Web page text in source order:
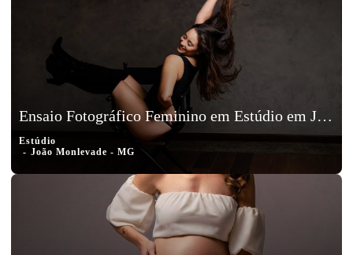
Ensaio Fotográfico Feminino em Estúdio em João Monlevade - MG
Estúdio
João Monlevade - MG